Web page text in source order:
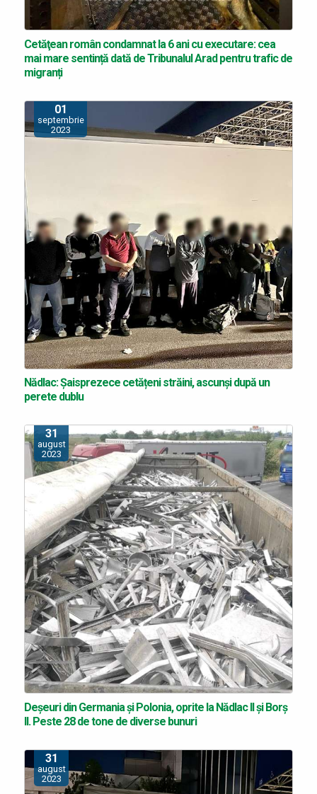
Cetăţean român condamnat la 6 ani cu executare: cea
mai mare sentință dată de Tribunalul Arad pentru trafic de
migranți
01
septembrie
2023
Nădlac: Şaisprezece cetățeni străini, ascunși după un
perete dublu
31
august
2023
Deşeuri din Germania și Polonia, oprite la Nădlac II și Borș
II. Peste 28 de tone de diverse bunuri
31
august
2023